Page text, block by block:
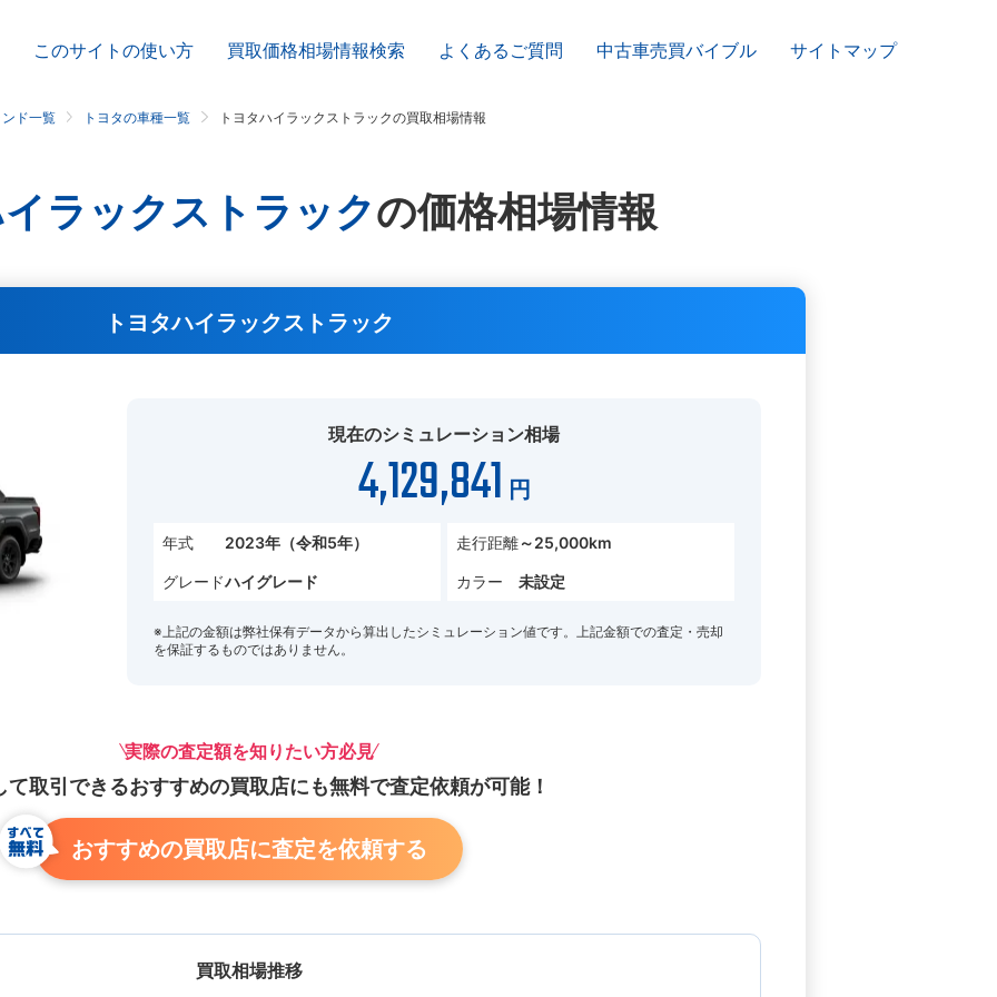
このサイトの使い方 買取価格相場情報検索 よくあるご質問 中古車売買バイブル サイトマップ
ド一覧 トヨタの車種一覧 トヨタハイラックストラックの買取相場情報
ラックストラックの価格相場情報
トヨタハイラックストラック
現在のシミュレーション相場
4,129,841 円
年式 2023年（令和5年） 走行距離～25,000km
グレードハイグレード カラー 未設定
※上記の金額は弊社保有データから算出したシミュレーション値です。上記金額での査定・売却
を保証するものではありません。
実際の査定額を知りたい方必見
て取引できるおすすめの買取店にも無料で査定依頼が可能！
おすすめの買取店に査定を依頼する
買取相場推移